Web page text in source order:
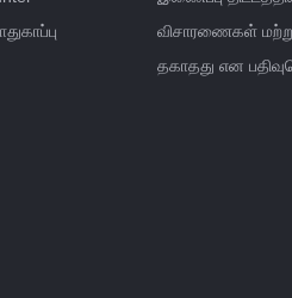
விசாரணைகள்
தகாதது என